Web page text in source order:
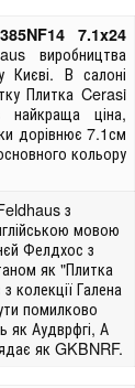
7.1x24
виробництва
Києві. В салоні
Плитка Cerasi
ціна,
дорівнює 7.1см
кольору
з
мовою
Фелдхос з
як "Плитка
колекції Галена
помилково
як Аудврфгі, А
як GKBNRF.